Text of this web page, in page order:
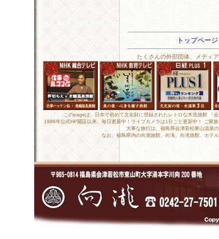
トップペー
たくさんの外部団体、メディ
このpageは、日本で初めて文化財に登録されたレトロな木造旅館
1996年公式HP開設以来、毎日更新中！ライブカメラは1分ごと更新中！ ご家
大事な旅行は、福島県会津若松東山温泉
なお、福島県内の向瀧旅館、向滝、向滝旅館、ホテ